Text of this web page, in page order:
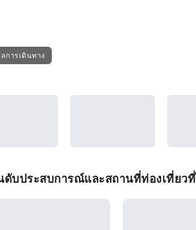
การเดินทาง
ดับประสบการณ์และสถานที่ท่องเที่ยว